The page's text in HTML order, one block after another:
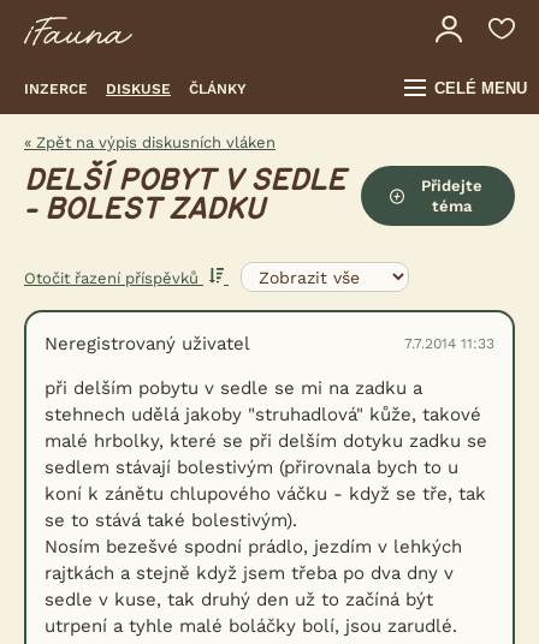
INZERCE DISKUSE ČLÁNKY CELÉ MENU
« Zpět na výpis diskusních vláken
DELŠÍ POBYT V SEDLE
- BOLEST ZADKU
Přidejte
téma
Otočit řazení příspěvků
Neregistrovaný uživatel 7.7.2014 11:33
při delším pobytu v sedle se mi na zadku a
stehnech udělá jakoby "struhadlová" kůže, takové
malé hrbolky, které se při delším dotyku zadku se
sedlem stávají bolestivým (přirovnala bych to u
koní k zánětu chlupového váčku - když se tře, tak
se to stává také bolestivým).
Nosím bezešvé spodní prádlo, jezdím v lehkých
rajtkách a stejně když jsem třeba po dva dny v
sedle v kuse, tak druhý den už to začíná být
utrpení a tyhle malé boláčky bolí, jsou zarudlé.